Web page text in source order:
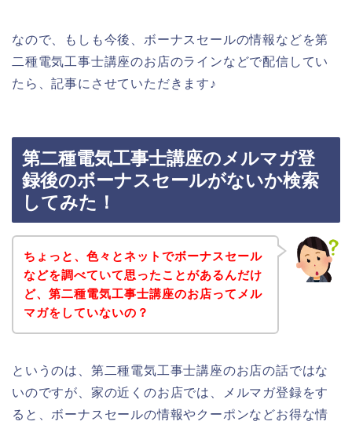
なので、もしも今後、ボーナスセールの情報などを第
二種電気工事士講座のお店のラインなどで配信してい
たら、記事にさせていただきます♪
第二種電気工事士講座のメルマガ登
録後のボーナスセールがないか検索
してみた！
ちょっと、色々とネットでボーナスセール
などを調べていて思ったことがあるんだけ
ど、第二種電気工事士講座のお店ってメル
マガをしていないの？
というのは、第二種電気工事士講座のお店の話ではな
いのですが、家の近くのお店では、メルマガ登録をす
ると、ボーナスセールの情報やクーポンなどお得な情